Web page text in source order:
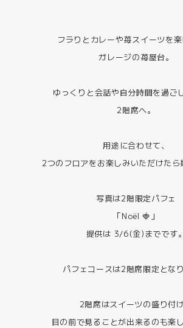
フラりとカレーや苺スイーツを
ガレージの苺屋台。
ゆっくりと会話や自分時間を過ご
2階席へ。
用途に合わせて、
2つのフロアをお楽しみいただけたら
写真は2階限定パフェ
「Noël 🍓」
提供は 3/6(金)までです。
パフェコースは2階席限定となり
2階席はスイーツの盛り付
目の前で見ることが出来るのも楽